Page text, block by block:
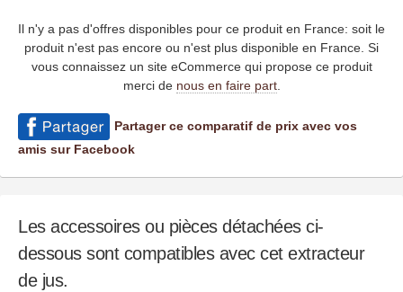
Il n'y a pas d'offres disponibles pour ce produit en France: soit le
produit n'est pas encore ou n'est plus disponible en France. Si
vous connaissez un site eCommerce qui propose ce produit
merci de nous en faire part.
Partager ce comparatif de prix avec vos
amis sur Facebook
Les accessoires ou pièces détachées ci-
dessous sont compatibles avec cet extracteur
de jus.